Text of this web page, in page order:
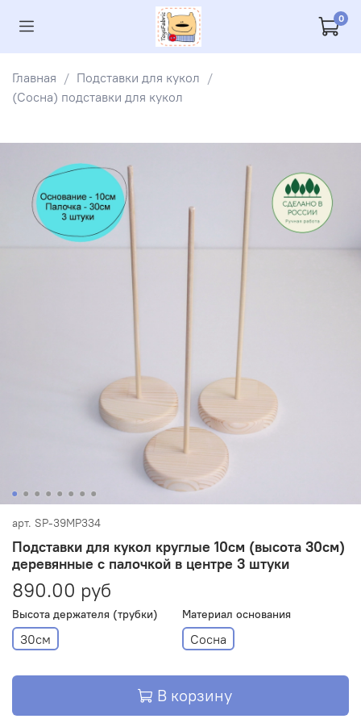
0
Главная
Подставки для кукол
(Сосна) подставки для кукол
арт. SP-39MP334
Подставки для кукол круглые 10см (высота 30см)
деревянные с палочкой в центре 3 штуки
890.00 руб
Высота держателя (трубки)
30см
Материал основания
Сосна
В корзину